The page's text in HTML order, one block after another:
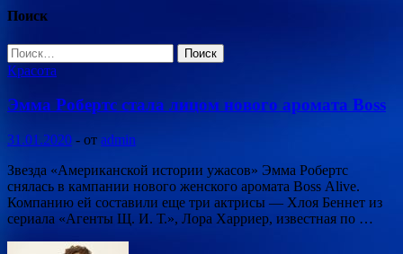
Поиск
Найти:
Красота
Эмма Робертс стала лицом нового аромата Boss
31.01.2020 - от admin
Звезда «Американской истории ужасов» Эмма Робертс
снялась в кампании нового женского аромата Boss Alive.
Компанию ей составили еще три актрисы — Хлоя Беннет из
сериала «Агенты Щ. И. Т.», Лора Харриер, известная по …